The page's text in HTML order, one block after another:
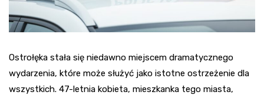
Ostrołęka stała się niedawno miejscem dramatycznego
wydarzenia, które może służyć jako istotne ostrzeżenie dla
wszystkich. 47-letnia kobieta, mieszkanka tego miasta,